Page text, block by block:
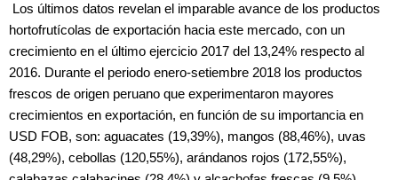
Los últimos datos revelan el imparable avance de los productos
hortofrutícolas de exportación hacia este mercado, con un
crecimiento en el último ejercicio 2017 del 13,24% respecto al
2016. Durante el periodo enero-setiembre 2018 los productos
frescos de origen peruano que experimentaron mayores
crecimientos en exportación, en función de su importancia en
USD FOB, son: aguacates (19,39%), mangos (88,46%), uvas
(48,29%), cebollas (120,55%), arándanos rojos (172,55%),